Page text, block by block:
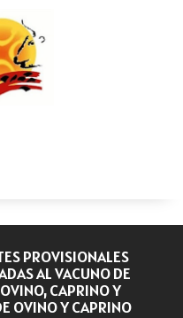
PROVISIONALES
AL VACUNO DE
CAPRINO Y
OVINO Y CAPRINO